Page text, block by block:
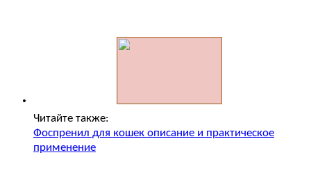
Читайте также:
Фоспренил для кошек описание и практическое
применение